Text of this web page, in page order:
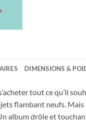
DIMENSIONS &
tout ce qu’il
flambant neufs.
album drôle et